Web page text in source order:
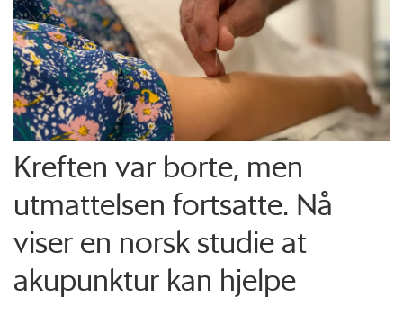
Kreften var borte, men
utmattelsen fortsatte. Nå
viser en norsk studie at
akupunktur kan hjelpe